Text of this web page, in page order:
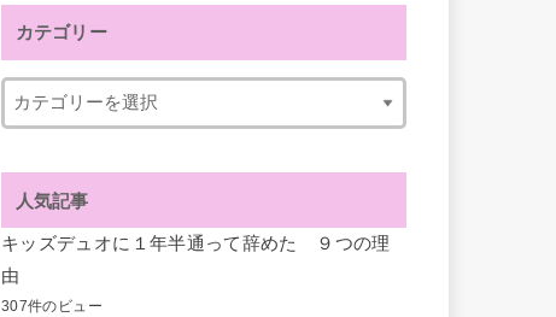
カテゴリー
人気記事
キッズデュオに１年半通って辞めた ９つの理
由
307件のビュー